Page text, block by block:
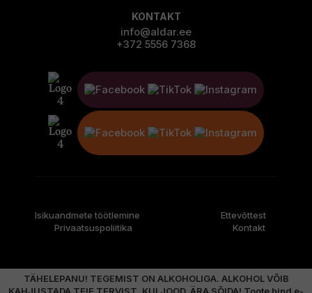
KONTAKT
info@aldar.ee
+372 5556 7368
Isikuandmete töötlemine
Privaatsuspoliitika
Ettevõttest
Kontakt
TÄHELEPANU! TEGEMIST ON ALKOHOLIGA. ALKOHOL VÕIB